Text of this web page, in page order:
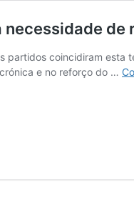
partidos coincidiram esta
e no reforço do …